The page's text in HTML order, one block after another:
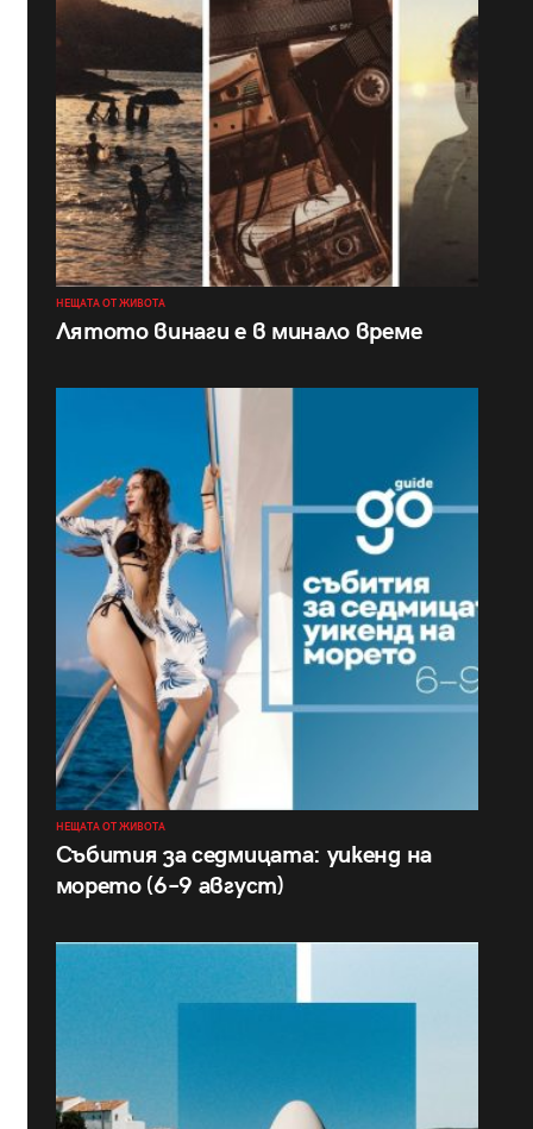
НЕЩАТА ОТ ЖИВОТА
Лятото винаги е в минало време
НЕЩАТА ОТ ЖИВОТА
Събития за седмицата: уикенд на
морето (6–9 август)